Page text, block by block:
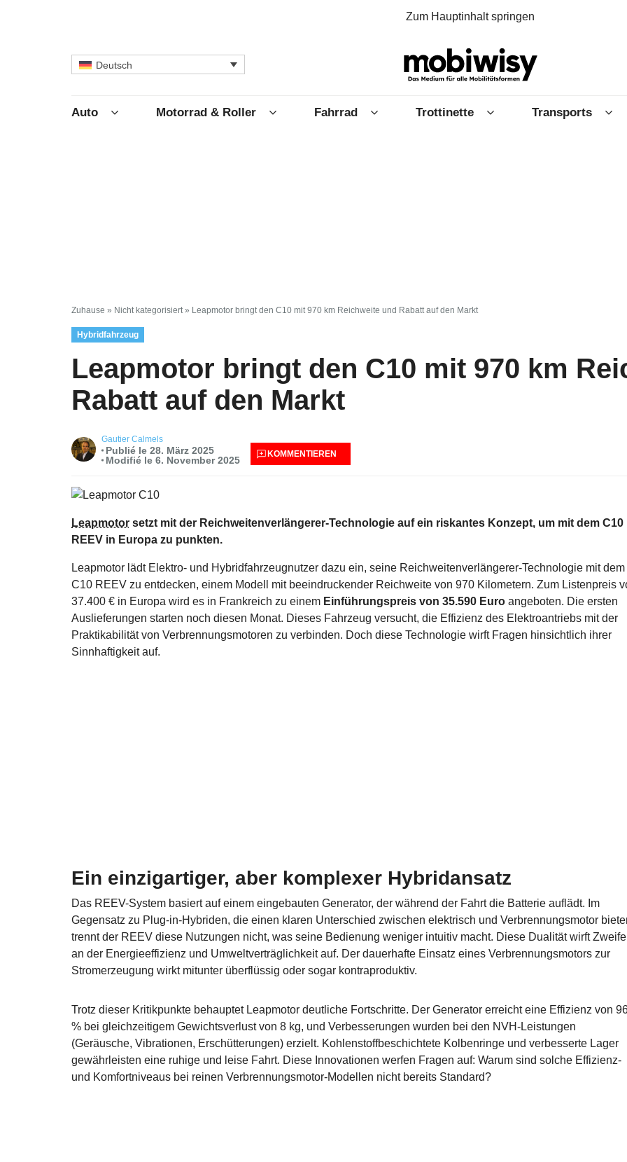
Zum Hauptinhalt springen
Deutsch
Auto Motorrad & Roller Fahrrad Trottinette Transports
Zuhause » Nicht kategorisiert » Leapmotor bringt den C10 mit 970 km Reichweite und Rabatt auf den Markt
Hybridfahrzeug
Leapmotor bringt den C10 mit 970 km
Rabatt auf den Markt
Gautier Calmels
Publié le 28. März 2025
Modifié le 6. November 2025
KOMMENTIEREN
Leapmotor setzt mit der Reichweitenverlängerer-Technologie auf ein riskantes Konzept, um mit dem C10
REEV in Europa zu punkten.
Leapmotor lädt Elektro- und Hybridfahrzeugnutzer dazu ein, seine Reichweitenverlängerer-Technologie mit dem
C10 REEV zu entdecken, einem Modell mit beeindruckender Reichweite von 970 Kilometern. Zum Listenpreis
37.400 € in Europa wird es in Frankreich zu einem Einführungspreis von 35.590 Euro angeboten. Die ersten
Auslieferungen starten noch diesen Monat. Dieses Fahrzeug versucht, die Effizienz des Elektroantriebs mit der
Praktikabilität von Verbrennungsmotoren zu verbinden. Doch diese Technologie wirft Fragen hinsichtlich ihrer
Sinnhaftigkeit auf.
Ein einzigartiger, aber komplexer Hybridansatz
Das REEV-System basiert auf einem eingebauten Generator, der während der Fahrt die Batterie auflädt. Im
Gegensatz zu Plug-in-Hybriden, die einen klaren Unterschied zwischen elektrisch und Verbrennungsmotor
trennt der REEV diese Nutzungen nicht, was seine Bedienung weniger intuitiv macht. Diese Dualität wirft
an der Energieeffizienz und Umweltverträglichkeit auf. Der dauerhafte Einsatz eines Verbrennungsmotors zur
Stromerzeugung wirkt mitunter überflüssig oder sogar kontraproduktiv.
Trotz dieser Kritikpunkte behauptet Leapmotor deutliche Fortschritte. Der Generator erreicht eine Effizienz von
% bei gleichzeitigem Gewichtsverlust von 8 kg, und Verbesserungen wurden bei den NVH-Leistungen
(Geräusche, Vibrationen, Erschütterungen) erzielt. Kohlenstoffbeschichtete Kolbenringe und verbesserte Lager
gewährleisten eine ruhige und leise Fahrt. Diese Innovationen werfen Fragen auf: Warum sind solche Effizienz-
und Komfortniveaus bei reinen Verbrennungsmotor-Modellen nicht bereits Standard?